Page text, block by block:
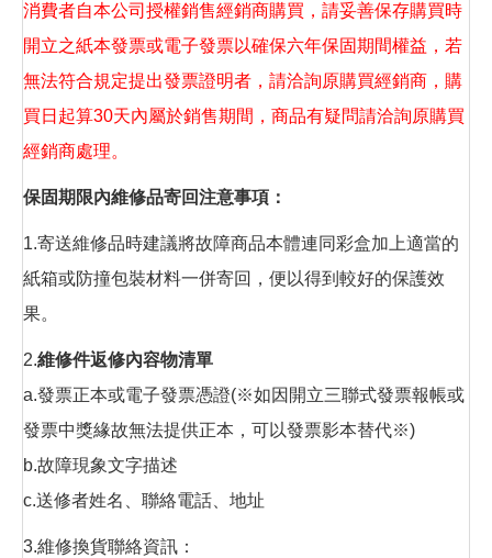
消費者自本公司授權銷售經銷商購買，請妥善保存購買時
開立之紙本發票或電子發票以確保六年保固期間權益，若
無法符合規定提出發票證明者，請洽詢原購買經銷商，購
買日起算30天內屬於銷售期間，商品有疑問請洽詢原購買
經銷商處理。
保固期限內維修品寄回注意事項：
1.寄送維修品時建議將故障商品本體連同彩盒加上適當的
紙箱或防撞包裝材料一併寄回，便以得到較好的保護效
果。
2.維修件返修內容物清單
a.發票正本或電子發票憑證(※如因開立三聯式發票報帳或
發票中獎緣故無法提供正本，可以發票影本替代※)
b.故障現象文字描述
c.送修者姓名、聯絡電話、地址
3.維修換貨聯絡資訊：